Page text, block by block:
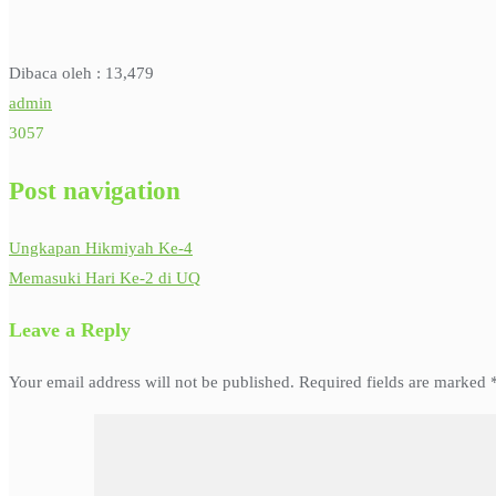
Dibaca oleh : 13,479
admin
3057
Post navigation
Ungkapan Hikmiyah Ke-4
Memasuki Hari Ke-2 di UQ
Leave a Reply
Your email address will not be published. Required fields are marked